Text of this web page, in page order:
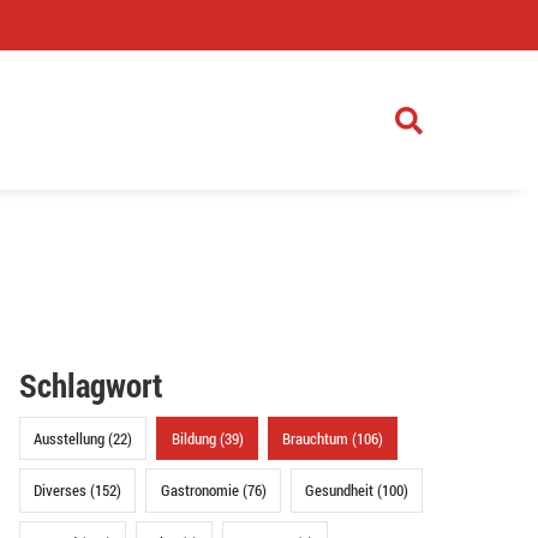
Schlagwort
Ausstellung (22) Bildung (39) Brauchtum (106)
Diverses (152) Gastronomie (76) Gesundheit (100)